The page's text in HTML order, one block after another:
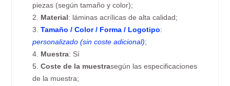
piezas (según tamaño y color);
2. Material: láminas acrílicas de alta calidad;
3.Tamaño / Color / Forma / Logotipo:
personalizado (sin coste adicional);
4. Muestra: Sí
5.Coste de la muestrasegún las especificaciones
de la muestra;